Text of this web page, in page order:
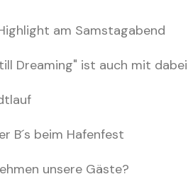
am Samstagabend
Dreaming" ist auch mit dabei
B´s beim Hafenfest
unsere Gäste?